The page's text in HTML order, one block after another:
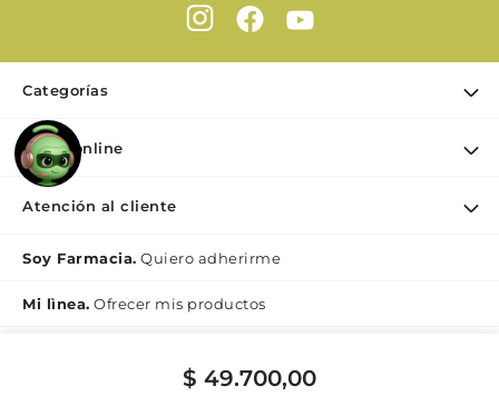
$ 49.700,00
Categorías
Ofertas
Cuidado Personal
Dermocosmética
Nutrición & Deporte
Bebé y maternidad
Farmaonline
Atención al cliente
Contacto
Términos y condiciones Beauty
Soy Farmacia. Quiero adherirme
Mi lìnea. Ofrecer mis productos
Botón de